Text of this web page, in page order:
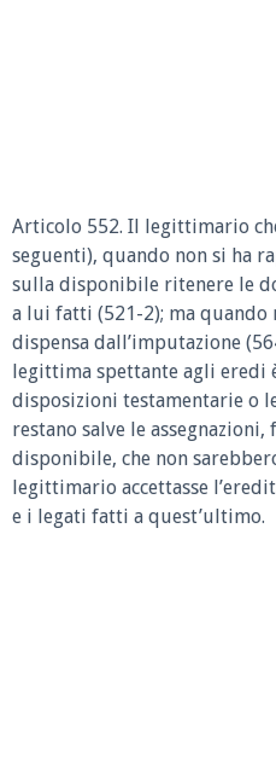
Articolo 552. Il legittimario
seguenti), quando non si ha
sulla disponibile ritenere le
a lui fatti (521-2); ma quando
dispensa dall’imputazione
legittima spettante agli eredi
disposizioni testamentarie o
restano salve le
disponibile, che non
legittimario accettasse
e i legati fatti a quest’ultimo.